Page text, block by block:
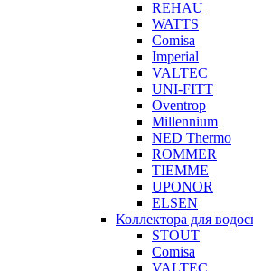
REHAU
WATTS
Comisa
Imperial
VALTEC
UNI-FITT
Oventrop
Millennium
NED Thermo
ROMMER
TIEMME
UPONOR
ELSEN
Коллектора для
STOUT
Comisa
VALTEC